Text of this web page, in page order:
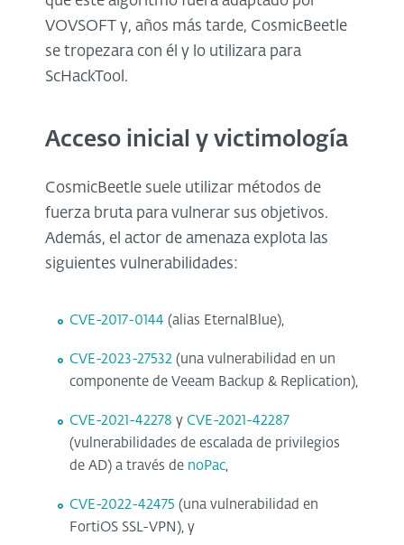
VOVSOFT y, años más tarde, CosmicBeetle
se tropezara con él y lo utilizara para
ScHackTool.
Acceso inicial y victimología
CosmicBeetle suele utilizar métodos de
fuerza bruta para vulnerar sus objetivos.
Además, el actor de amenaza explota las
siguientes vulnerabilidades:
CVE-2017-0144 (alias EternalBlue),
CVE-2023-27532 (una vulnerabilidad en un
componente de Veeam Backup & Replication),
CVE-2021-42278 y CVE-2021-42287
(vulnerabilidades de escalada de privilegios
de AD) a través de noPac,
CVE-2022-42475 (una vulnerabilidad en
FortiOS SSL-VPN), y